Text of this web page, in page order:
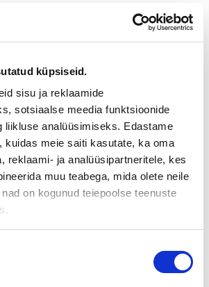
küpsiseid.
sisu ja reklaamide
sotsiaalse meedia funktsioonide
liikluse analüüsimiseks. Edastame
kuidas meie saiti kasutate, ka oma
reklaami- ja analüüsipartneritele, kes
muu teabega, mida olete neile
on kogunud teiepoolse teenuste
TAKAAJANA –
21.10.2020
yrityskaupan,
tai yrityksen muun omistajan
yritystoiminnalle mahdollisuuden
onnistunut läpivieminen
valmistautumista.
millainen yritys on houkutteleva
asioihin ostajat tänä päivänä
millaista tukea omistajanvaihdosta